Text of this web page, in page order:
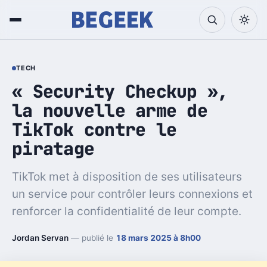
TECH
« Security Checkup »,
la nouvelle arme de
TikTok contre le
piratage
TikTok met à disposition de ses utilisateurs
un service pour contrôler leurs connexions et
renforcer la confidentialité de leur compte.
Jordan Servan — publié le 18 mars 2025 à 8h00